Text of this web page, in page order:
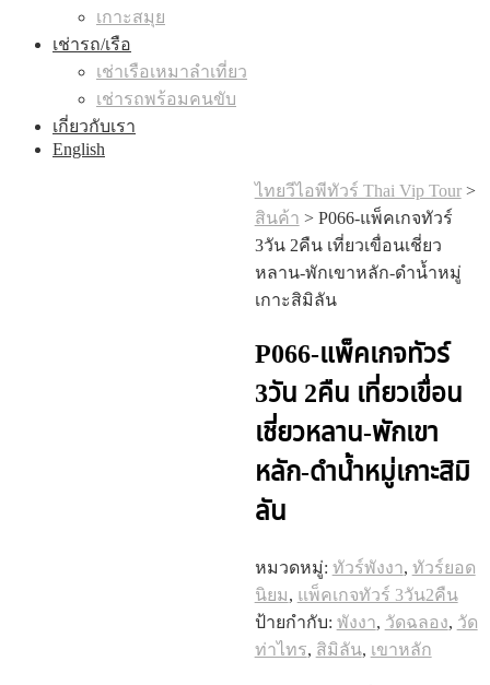
เกาะสมุย
เช่ารถ/เรือ
เช่าเรือเหมาลำเที่ยว
เช่ารถพร้อมคนขับ
เกี่ยวกับเรา
English
ไทยวีไอพีทัวร์ Thai Vip Tour>
สินค้า > P066-แพ็คเกจทัวร์
3วัน 2คืน เที่ยวเขื่อนเชี่ยว
หลาน-พักเขาหลัก-ดำน้ำหมู่
เกาะสิมิลัน
P066-แพ็คเกจทัวร์
3วัน 2คืน เที่ยวเขื่อน
เชี่ยวหลาน-พักเขา
หลัก-ดำน้ำหมู่เกาะสิมิ
ลัน
หมวดหมู่: ทัวร์พังงา, ทัวร์ยอด
นิยม, แพ็คเกจทัวร์ 3วัน2คืน
ป้ายกำกับ: พังงา, วัดฉลอง, วัด
ท่าไทร, สิมิลัน, เขาหลัก